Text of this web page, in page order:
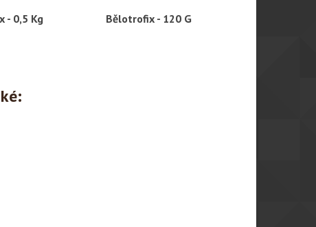
náhled
- 0,5 Kg Rychlý náhled
Bělotrofix - 120 G